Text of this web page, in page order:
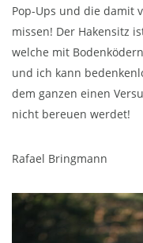
Pop-Ups und die damit
missen! Der Hakensitz
welche mit
und ich kann
dem ganzen einen
nicht bereuen werdet!
Rafael Bringmann